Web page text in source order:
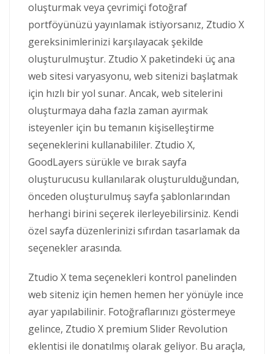
oluşturmak veya çevrimiçi fotoğraf
portföyünüzü yayınlamak istiyorsanız, Ztudio X
gereksinimlerinizi karşılayacak şekilde
oluşturulmuştur. Ztudio X paketindeki üç ana
web sitesi varyasyonu, web sitenizi başlatmak
için hızlı bir yol sunar. Ancak, web sitelerini
oluşturmaya daha fazla zaman ayırmak
isteyenler için bu temanın kişiselleştirme
seçeneklerini kullanabililer. Ztudio X,
GoodLayers sürükle ve bırak sayfa
oluşturucusu kullanılarak oluşturulduğundan,
önceden oluşturulmuş sayfa şablonlarından
herhangi birini seçerek ilerleyebilirsiniz. Kendi
özel sayfa düzenlerinizi sıfırdan tasarlamak da
seçenekler arasında.
Ztudio X tema seçenekleri kontrol panelinden
web siteniz için hemen hemen her yönüyle ince
ayar yapılabilinir. Fotoğraflarınızı göstermeye
gelince, Ztudio X premium Slider Revolution
eklentisi ile donatılmış olarak geliyor. Bu araçla,